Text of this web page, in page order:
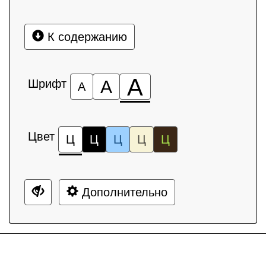
К содержанию
Шрифт А А А
Цвет Ц Ц Ц Ц Ц
Дополнительно